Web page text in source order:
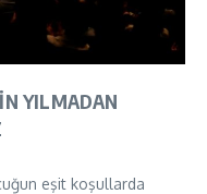
YILMADAN
eşit koşullarda